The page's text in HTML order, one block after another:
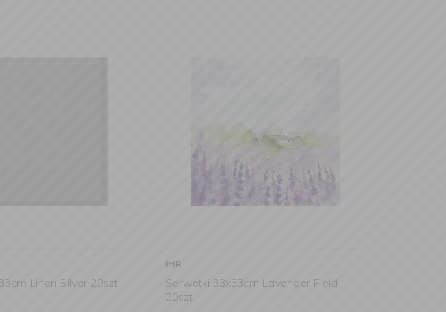
Linen Silver 20szt.
IHR
Serwetki 33x33cm Lavender Field
20szt.